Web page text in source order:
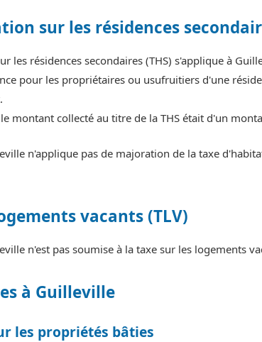
sur les résidences
les résidences secondaires (THS) s'applique à
pour les propriétaires ou usufruitiers d'une
montant collecté au titre de la THS était d'un
n'applique pas de majoration de la taxe
vacants (TLV)
n'est pas soumise à la taxe sur les logements
à Guilleville
les propriétés bâties